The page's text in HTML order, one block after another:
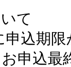
て
込期限
申込最